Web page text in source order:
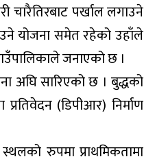
चारैतिरबाट पर्खाल लगाउने
योजना समेत रहेको उहाँले
जनाएको छ ।
अघि सारिएको छ । बुद्धको
(डिपीआर) निर्माण
रुपमा प्राथमिकतामा